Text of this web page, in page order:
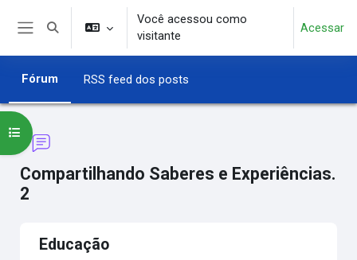
Ir para o conteúdo principal
Alternar entrada de pesquisa
Você acessou como
visitante
Acessar
Fórum RSS feed dos posts
Compartilhando Saberes e Experiências.
2
Abrir índice do curso
Educação